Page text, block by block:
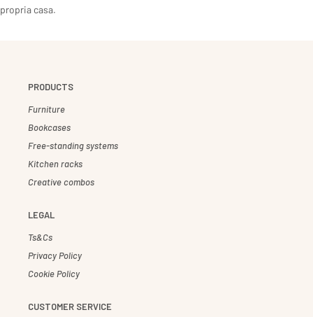
propria casa.
PRODUCTS
Furniture
Bookcases
Free-standing systems
Kitchen racks
Creative combos
LEGAL
Ts&Cs
Privacy Policy
Cookie Policy
CUSTOMER SERVICE